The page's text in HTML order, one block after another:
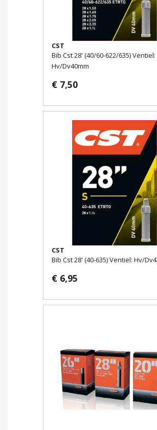
CST
Bib Cst 28' (40/60-622/635) Ventiel:
Hv/Dv40mm
€ 7,50
CST
Bib Cst 28' (40-635) Ventiel: Hv/
€ 6,95